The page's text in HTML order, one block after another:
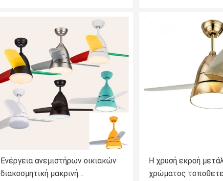
Ενέργεια ανεμιστήρων οικιακών
διακοσμητική μακρινή
Η χρυσή εκροή
χρώματος